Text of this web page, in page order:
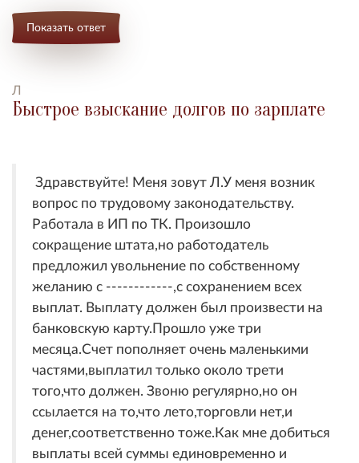
Показать ответ
Л
Быстрое взыскание долгов по зарплате
Здравствуйте! Меня зовут Л.У меня возник
вопрос по трудовому законодательству.
Работала в ИП по ТК. Произошло
сокращение штата,но работодатель
предложил увольнение по собственному
желанию с ------------,с сохранением всех
выплат. Выплату должен был произвести на
банковскую карту.Прошло уже три
месяца.Счет пополняет очень маленькими
частями,выплатил только около трети
того,что должен. Звоню регулярно,но он
ссылается на то,что лето,торговли нет,и
денег,соответственно тоже.Как мне добиться
выплаты всей суммы единовременно и